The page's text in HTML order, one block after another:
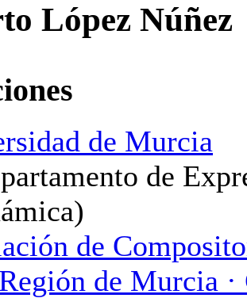
López Núñez
de Murcia
de
de
de Murcia